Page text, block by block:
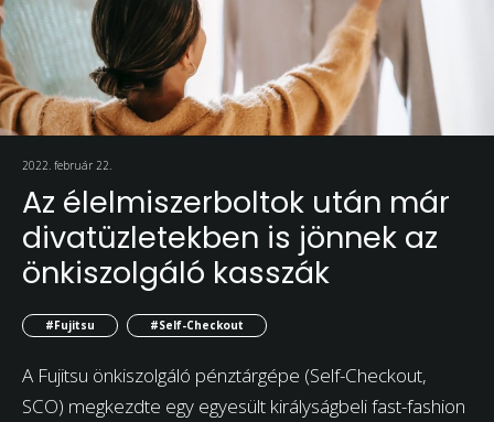
2022. február 22.
Az élelmiszerboltok után már
divatüzletekben is jönnek az
önkiszolgáló kasszák
#Fujitsu #Self-Checkout
A Fujitsu önkiszolgáló pénztárgépe (Self-Checkout,
SCO) megkezdte egy egyesült királyságbeli fast-fashion